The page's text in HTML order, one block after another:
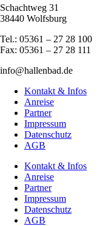
Schachtweg 31
38440 Wolfsburg
Tel.: 05361 – 27 28 100
Fax: 05361 – 27 28 111
info@hallenbad.de
Kontakt & Infos
Anreise
Partner
Impressum
Datenschutz
AGB
Kontakt & Infos
Anreise
Partner
Impressum
Datenschutz
AGB